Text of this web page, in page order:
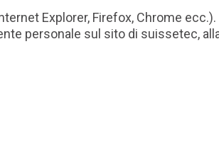
Explorer, Firefox, Chrome
personale sul sito di suissetec,